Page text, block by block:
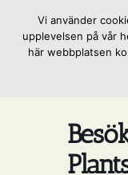
innehållet
Vi använder
upplevelsen på vår
här webbplatsen